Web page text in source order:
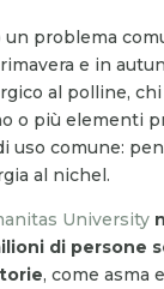
un problema
e in
al polline,
o più elementi
uso comune:
al nichel.
University
di persone
, come asma